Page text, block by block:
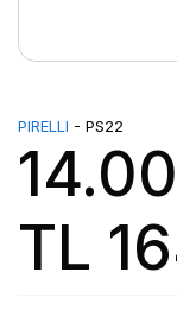
PIRELLI - PS22
TL